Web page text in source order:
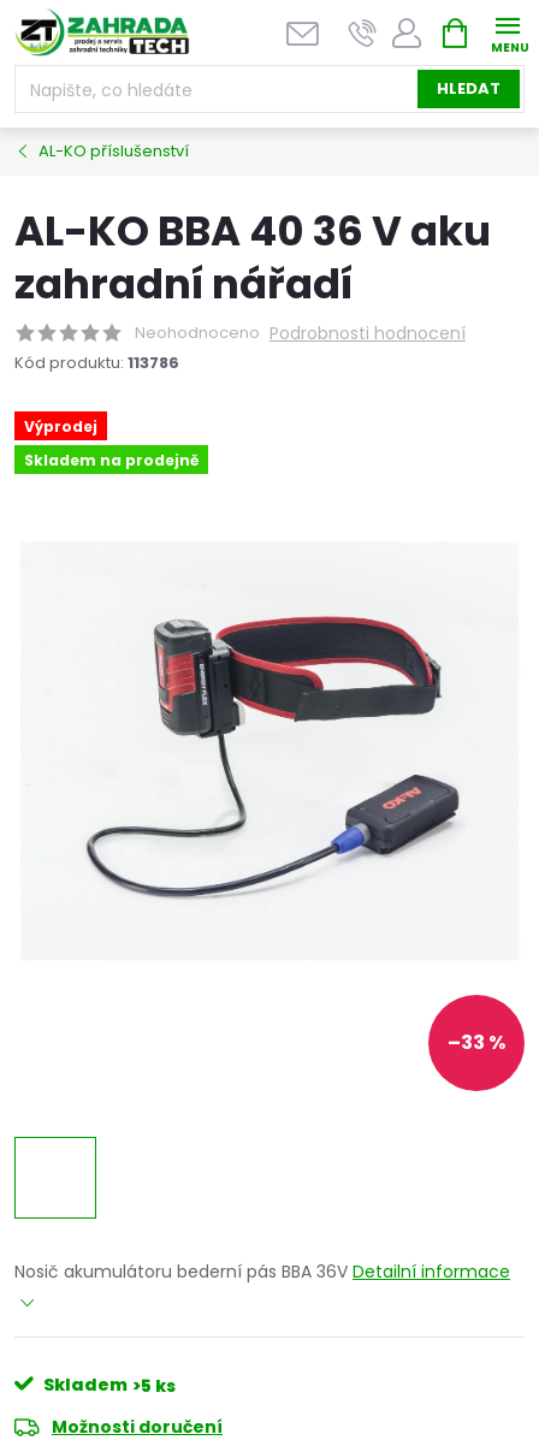
Přejít
na
obsah
HLEDAT
NÁKUPNÍ
KOŠÍK
AL-KO příslušenství
AL-KO BBA 40 36 V aku
zahradní nářadí
Neohodnoceno Podrobnosti hodnocení
Kód produktu: 113786
Výprodej
Skladem na prodejně
–33 %
Nosič akumulátoru bederní pás BBA 36V Detailní informace
Skladem >5 ks
Možnosti doručení